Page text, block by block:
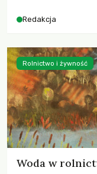
Redakcja
Woda w
Rolnictwo i żywność